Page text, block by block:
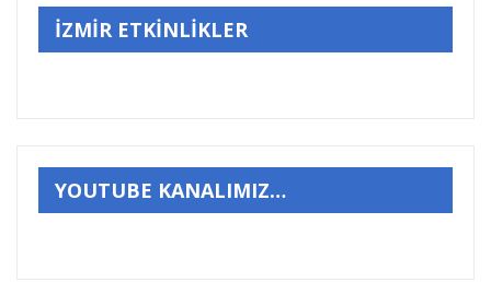
İZMİR ETKİNLİKLER
YOUTUBE KANALIMIZ…